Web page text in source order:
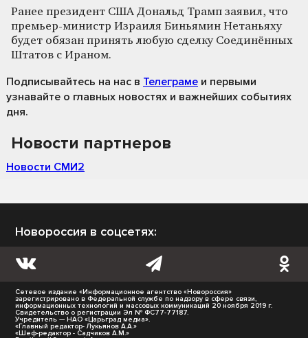
Ранее президент США Дональд Трамп заявил, что
премьер-министр Израиля Биньямин Нетаньяху
будет обязан принять любую сделку Соединённых
Штатов с Ираном.
Подписывайтесь на нас в Телеграме и первыми
узнавайте о главных новостях и важнейших событиях
дня.
Новости партнеров
Новости СМИ2
Новороссия в соцсетях:
Сетевое издание «Информационное агентство «Новороссия»
зарегистрировано в Федеральной службе по надзору в сфере связи,
информационных технологий и массовых коммуникаций 20 ноября 2019 г.
Свидетельство о регистрации Эл № ФС77-77187.
Учредитель — НАО «Царьград медиа».
«Главный редактор- Лукьянов А.А.»
«Шеф-редактор - Садчиков А.М.»